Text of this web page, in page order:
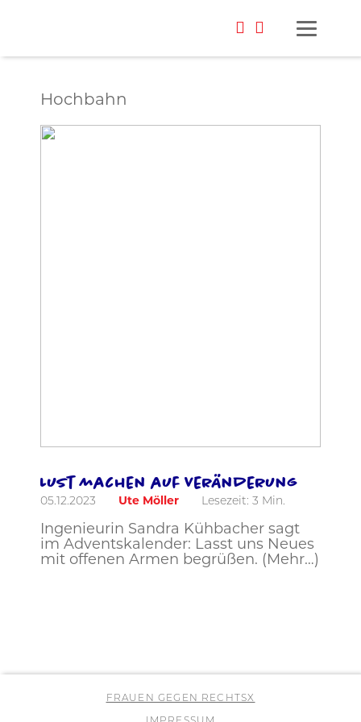
Hochbahn
Lust machen auf Veränderung
05.12.2023 Ute Möller Lesezeit: 3 Min.
Ingenieurin Sandra Kühbacher sagt
im Adventskalender: Lasst uns Neues
mit offenen Armen begrüßen. (Mehr…)
FRAUEN GEGEN RECHTSX